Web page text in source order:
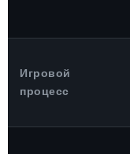
Игровой
процесс